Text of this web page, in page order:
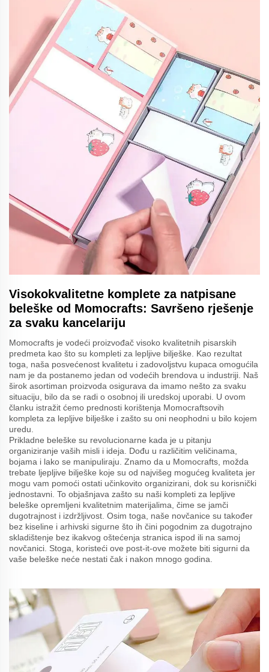
Visokokvalitetne komplete za natpisane
beleške od Momocrafts: Savršeno rješenje
za svaku kancelariju
Momocrafts je vodeći proizvođač visoko kvalitetnih pisarskih
predmeta kao što su kompleti za lepljive bilješke. Kao rezultat
toga, naša posvećenost kvalitetu i zadovoljstvu kupaca omogućila
nam je da postanemo jedan od vodećih brendova u industriji. Naš
širok asortiman proizvoda osigurava da imamo nešto za svaku
situaciju, bilo da se radi o osobnoj ili uredskoj uporabi. U ovom
članku istražit ćemo prednosti korištenja Momocraftsovih
kompleta za lepljive bilješke i zašto su oni neophodni u bilo kojem
uredu.
Prikladne beleške su revolucionarne kada je u pitanju
organiziranje vaših misli i ideja. Dođu u različitim veličinama,
bojama i lako se manipuliraju. Znamo da u Momocrafts, možda
trebate ljepljive bilješke koje su od najvišeg mogućeg kvaliteta jer
mogu vam pomoći ostati učinkovito organizirani, dok su korisnički
jednostavni. To objašnjava zašto su naši kompleti za lepljive
beleške opremljeni kvalitetnim materijalima, čime se jamči
dugotrajnost i izdržljivost. Osim toga, naše novčanice su također
bez kiseline i arhivski sigurne što ih čini pogodnim za dugotrajno
skladištenje bez ikakvog oštećenja stranica ispod ili na samoj
novčanici. Stoga, koristeći ove post-it-ove možete biti sigurni da
vaše beleške neće nestati čak i nakon mnogo godina.